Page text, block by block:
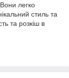
легко
стиль та
та розкіш в